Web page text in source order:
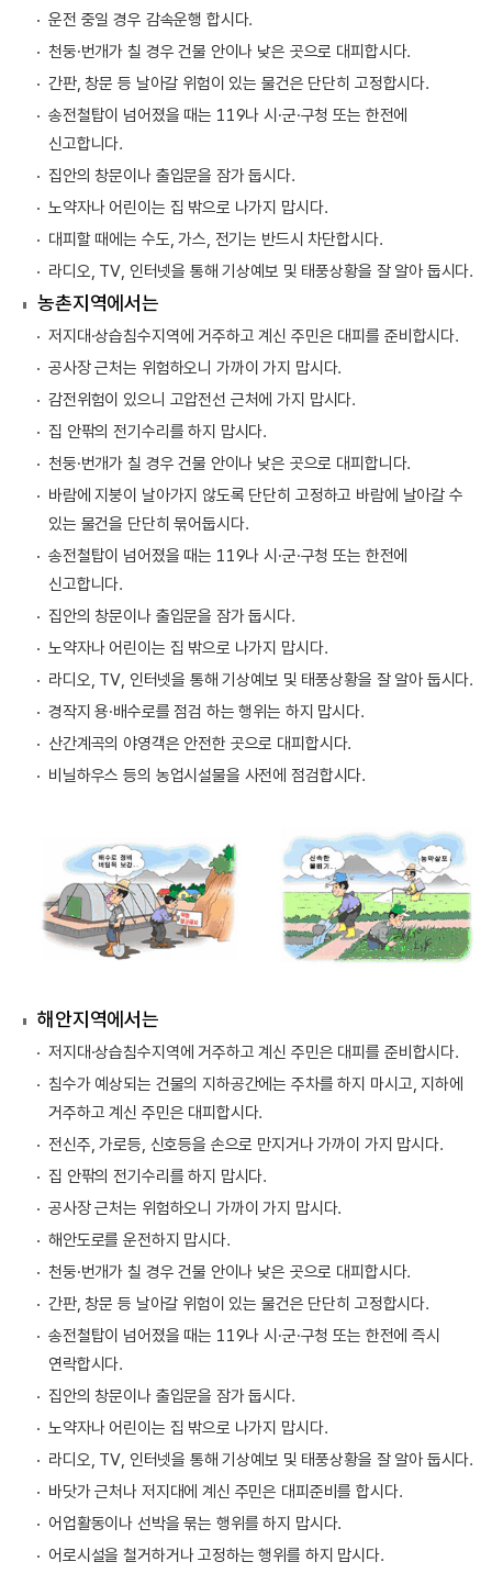
운전 중일 경우 감속운행 합시다.
천둥·번개가 칠 경우 건물 안이나 낮은 곳으로 대피합시다.
간판, 창문 등 날아갈 위험이 있는 물건은 단단히 고정합시다.
송전철탑이 넘어졌을 때는 119나 시·군·구청 또는 한전에
신고합니다.
집안의 창문이나 출입문을 잠가 둡시다.
노약자나 어린이는 집 밖으로 나가지 맙시다.
대피할 때에는 수도, 가스, 전기는 반드시 차단합시다.
라디오, TV, 인터넷을 통해 기상예보 및 태풍상황을 잘 알아 둡시다.
농촌지역에서는
저지대·상습침수지역에 거주하고 계신 주민은 대피를 준비합시다.
공사장 근처는 위험하오니 가까이 가지 맙시다.
감전위험이 있으니 고압전선 근처에 가지 맙시다.
집 안팎의 전기수리를 하지 맙시다.
천둥·번개가 칠 경우 건물 안이나 낮은 곳으로 대피합니다.
바람에 지붕이 날아가지 않도록 단단히 고정하고 바람에 날아갈 수
있는 물건을 단단히 묶어둡시다.
송전철탑이 넘어졌을 때는 119나 시·군·구청 또는 한전에
신고합니다.
집안의 창문이나 출입문을 잠가 둡시다.
노약자나 어린이는 집 밖으로 나가지 맙시다.
라디오, TV, 인터넷을 통해 기상예보 및 태풍상황을 잘 알아 둡시다.
경작지 용·배수로를 점검 하는 행위는 하지 맙시다.
산간계곡의 야영객은 안전한 곳으로 대피합시다.
비닐하우스 등의 농업시설물을 사전에 점검합시다.
해안지역에서는
저지대·상습침수지역에 거주하고 계신 주민은 대피를 준비합시다.
침수가 예상되는 건물의 지하공간에는 주차를 하지 마시고, 지하에
거주하고 계신 주민은 대피합시다.
전신주, 가로등, 신호등을 손으로 만지거나 가까이 가지 맙시다.
집 안팎의 전기수리를 하지 맙시다.
공사장 근처는 위험하오니 가까이 가지 맙시다.
해안도로를 운전하지 맙시다.
천둥·번개가 칠 경우 건물 안이나 낮은 곳으로 대피합시다.
간판, 창문 등 날아갈 위험이 있는 물건은 단단히 고정합시다.
송전철탑이 넘어졌을 때는 119나 시·군·구청 또는 한전에 즉시
연락합시다.
집안의 창문이나 출입문을 잠가 둡시다.
노약자나 어린이는 집 밖으로 나가지 맙시다.
라디오, TV, 인터넷을 통해 기상예보 및 태풍상황을 잘 알아 둡시다.
바닷가 근처나 저지대에 계신 주민은 대피준비를 합시다.
어업활동이나 선박을 묶는 행위를 하지 맙시다.
어로시설을 철거하거나 고정하는 행위를 하지 맙시다.